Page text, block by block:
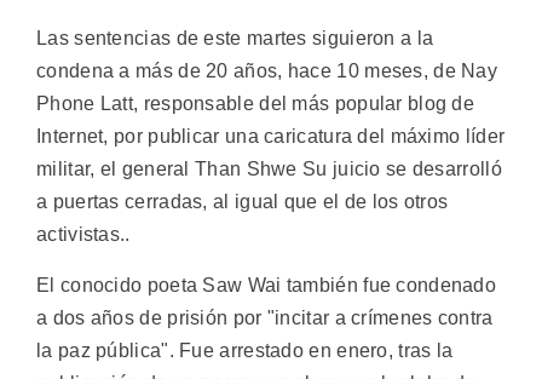
Las sentencias de este martes siguieron a la
condena a más de 20 años, hace 10 meses, de Nay
Phone Latt, responsable del más popular blog de
Internet, por publicar una caricatura del máximo líder
militar, el general Than Shwe Su juicio se desarrolló
a puertas cerradas, al igual que el de los otros
activistas..
El conocido poeta Saw Wai también fue condenado
a dos años de prisión por "incitar a crímenes contra
la paz pública". Fue arrestado en enero, tras la